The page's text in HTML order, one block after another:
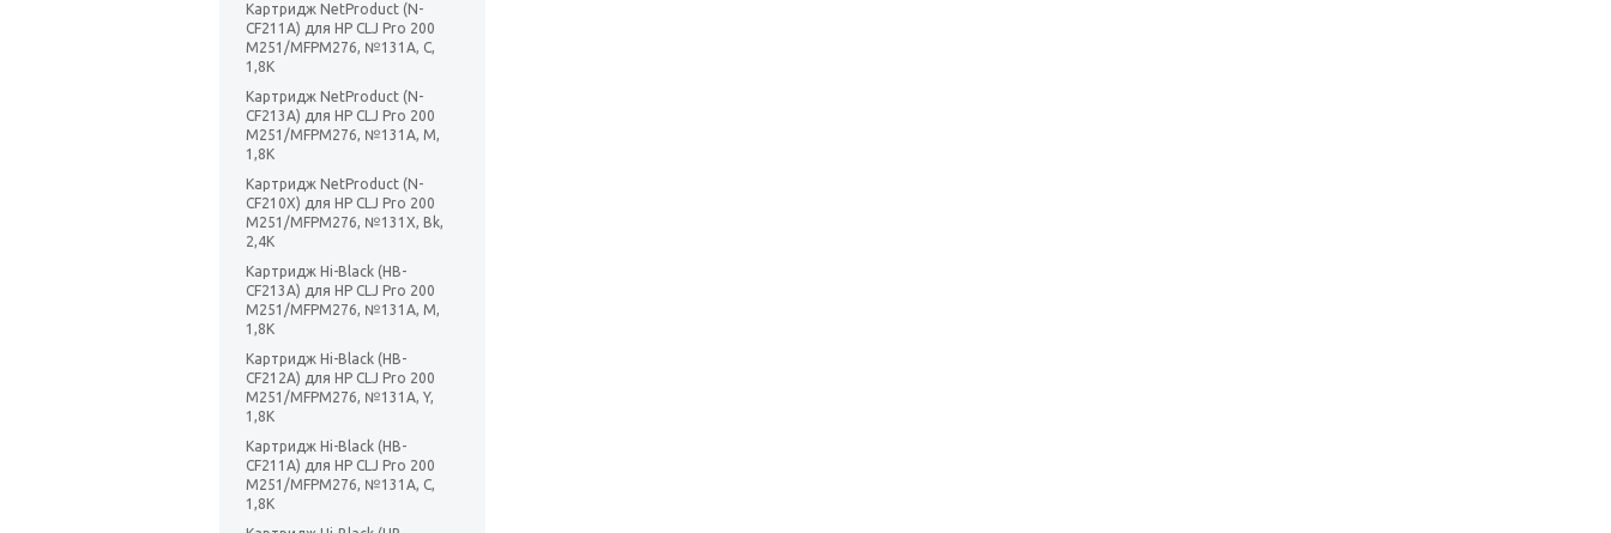
Картридж NetProduct (N-
CF211A) для HP CLJ Pro 200
M251/MFPM276, №131A, C,
1,8K
Картридж NetProduct (N-
CF213A) для HP CLJ Pro 200
M251/MFPM276, №131A, M,
1,8K
Картридж NetProduct (N-
CF210X) для HP CLJ Pro 200
M251/MFPM276, №131X, Bk,
2,4K
Картридж Hi-Black (HB-
CF213A) для HP CLJ Pro 200
M251/MFPM276, №131A, M,
1,8K
Картридж Hi-Black (HB-
CF212A) для HP CLJ Pro 200
M251/MFPM276, №131A, Y,
1,8K
Картридж Hi-Black (HB-
CF211A) для HP CLJ Pro 200
M251/MFPM276, №131A, C,
1,8K